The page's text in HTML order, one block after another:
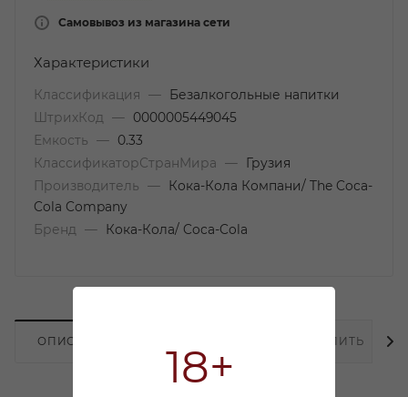
18+
Самовывоз из магазина сети
Характеристики
Классификация —
Безалкогольные напитки
ШтрихКод
—
0000005449045
Емкость
—
0.33
КлассификаторСтранМира
—
Грузия
Производитель
—
Кока-Кола Компани/ The Coca-
Cola Company
Бренд
— Кока-Кола/ Coca-Cola
ОПИСАНИЕ КАК КУПИТЬ